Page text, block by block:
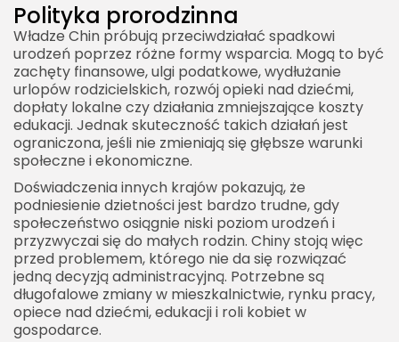
Polityka prorodzinna
Władze Chin próbują przeciwdziałać spadkowi
urodzeń poprzez różne formy wsparcia. Mogą to być
zachęty finansowe, ulgi podatkowe, wydłużanie
urlopów rodzicielskich, rozwój opieki nad dziećmi,
dopłaty lokalne czy działania zmniejszające koszty
edukacji. Jednak skuteczność takich działań jest
ograniczona, jeśli nie zmieniają się głębsze warunki
społeczne i ekonomiczne.
Doświadczenia innych krajów pokazują, że
podniesienie dzietności jest bardzo trudne, gdy
społeczeństwo osiągnie niski poziom urodzeń i
przyzwyczai się do małych rodzin. Chiny stoją więc
przed problemem, którego nie da się rozwiązać
jedną decyzją administracyjną. Potrzebne są
długofalowe zmiany w mieszkalnictwie, rynku pracy,
opiece nad dziećmi, edukacji i roli kobiet w
gospodarce.